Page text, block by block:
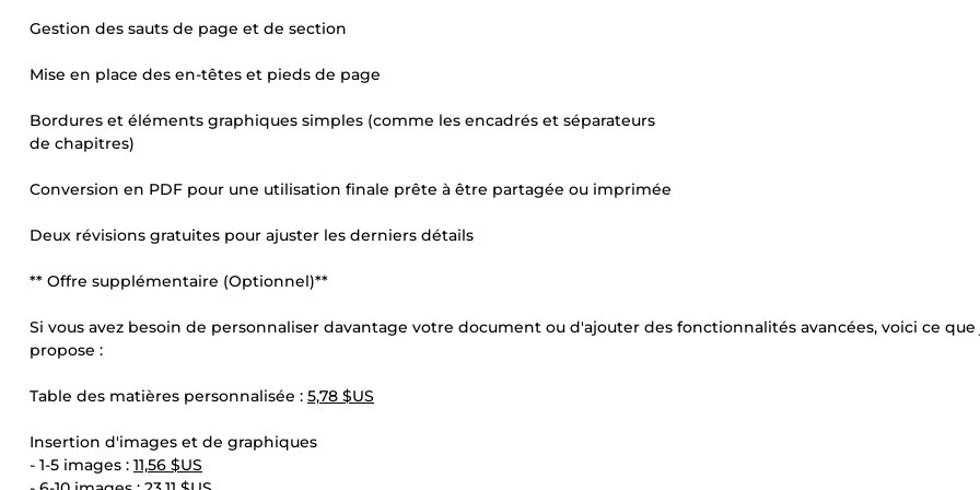
Gestion des sauts de page et de section
Mise en place des en-têtes et pieds de page
Bordures et éléments graphiques simples (comme les encadrés et séparateurs
de chapitres)
Conversion en PDF pour une utilisation finale prête à être partagée ou imprimée
Deux révisions gratuites pour ajuster les derniers détails
** Offre supplémentaire (Optionnel)**
Si vous avez besoin de personnaliser davantage votre document ou d'ajouter des fonctionnalités avancées, voici ce que
propose :
Table des matières personnalisée : 5,78 $US
Insertion d'images et de graphiques
- 1-5 images : 11,56 $US